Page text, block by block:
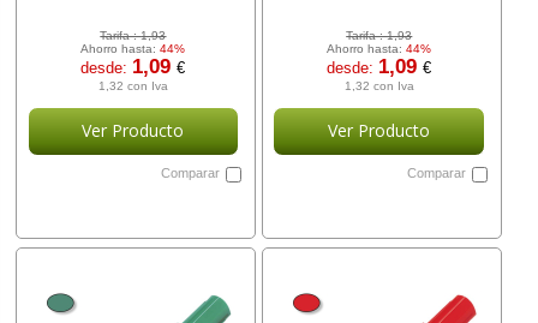
Tarifa :1,93
Ahorro hasta:44%
desde: 1,09€
1,32 con Iva
Ver Producto
Comparar
Tarifa :1,93
Ahorro hasta:44%
desde: 1,09€
1,32 con Iva
Ver Producto
Comparar